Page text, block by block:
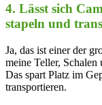
4. Lässt sich
stapeln und
Ja, das ist einer der
⁤meine Teller,‍ Schalen
Das spart Platz im
transportieren.